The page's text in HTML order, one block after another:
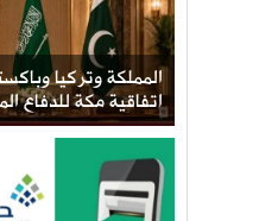
المملكة وتركيا
اتفاقية مكة للدفاع